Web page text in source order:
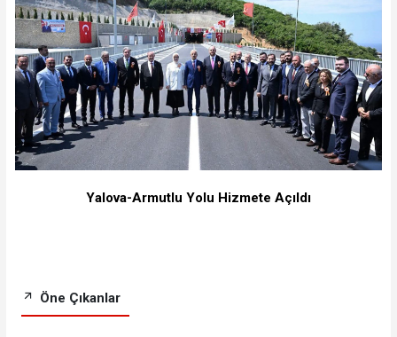
Yalova-Armutlu Yolu Hizmete Açıldı
Öne Çıkanlar